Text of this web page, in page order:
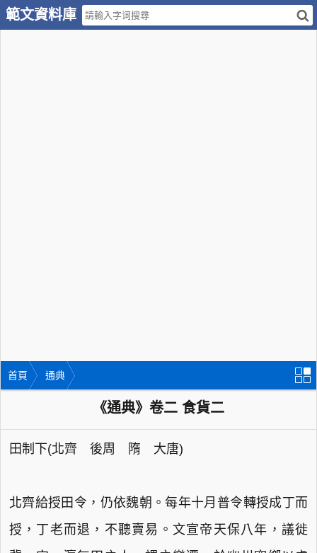
範文資料庫
首頁 通典
《通典》卷二 食貨二
田制下(北齊 後周 隋 大唐)
北齊給授田令，仍依魏朝。每年十月普令轉授成丁而
授，丁老而退，不聽賣易。文宣帝天保八年，議徙